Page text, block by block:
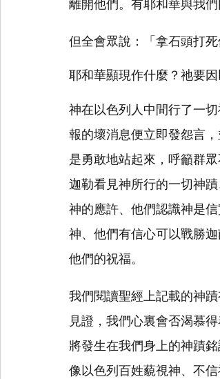
離開他們。有耶和華與我們
但全會眾說：「拿石頭打
耶和華顯現作什麼？祂要
神在以色列人中間行了一
報的壞消息便立即發怨言
是勇敢地站起來，呼籲群
迦勒看見神所行的一切神
神的應許、他們認識神是
神、他們有信心可以戰勝
他們的祝福。
我們閱讀聖經上記載的神
見證，我們心裏會否渴慕
將發生在我們身上的神蹟
像以色列百姓藐視神、不